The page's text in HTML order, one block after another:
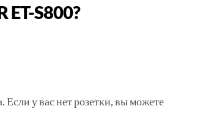
ET-S800?
у вас нет розетки, вы можете